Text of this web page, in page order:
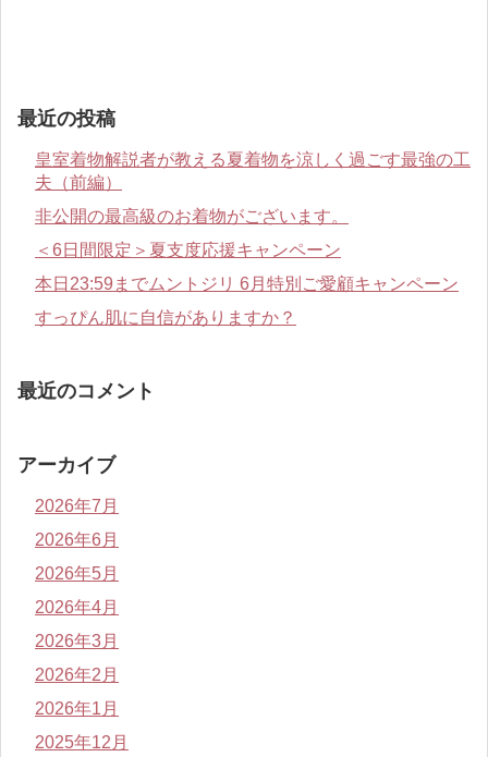
最近の投稿
皇室着物解説者が教える夏着物を涼しく過ごす最強の工
夫（前編）
非公開の最高級のお着物がございます。
＜6日間限定＞夏支度応援キャンペーン
本日23:59までムントジリ 6月特別ご愛顧キャンペーン
すっぴん肌に自信がありますか？
最近のコメント
アーカイブ
2026年7月
2026年6月
2026年5月
2026年4月
2026年3月
2026年2月
2026年1月
2025年12月